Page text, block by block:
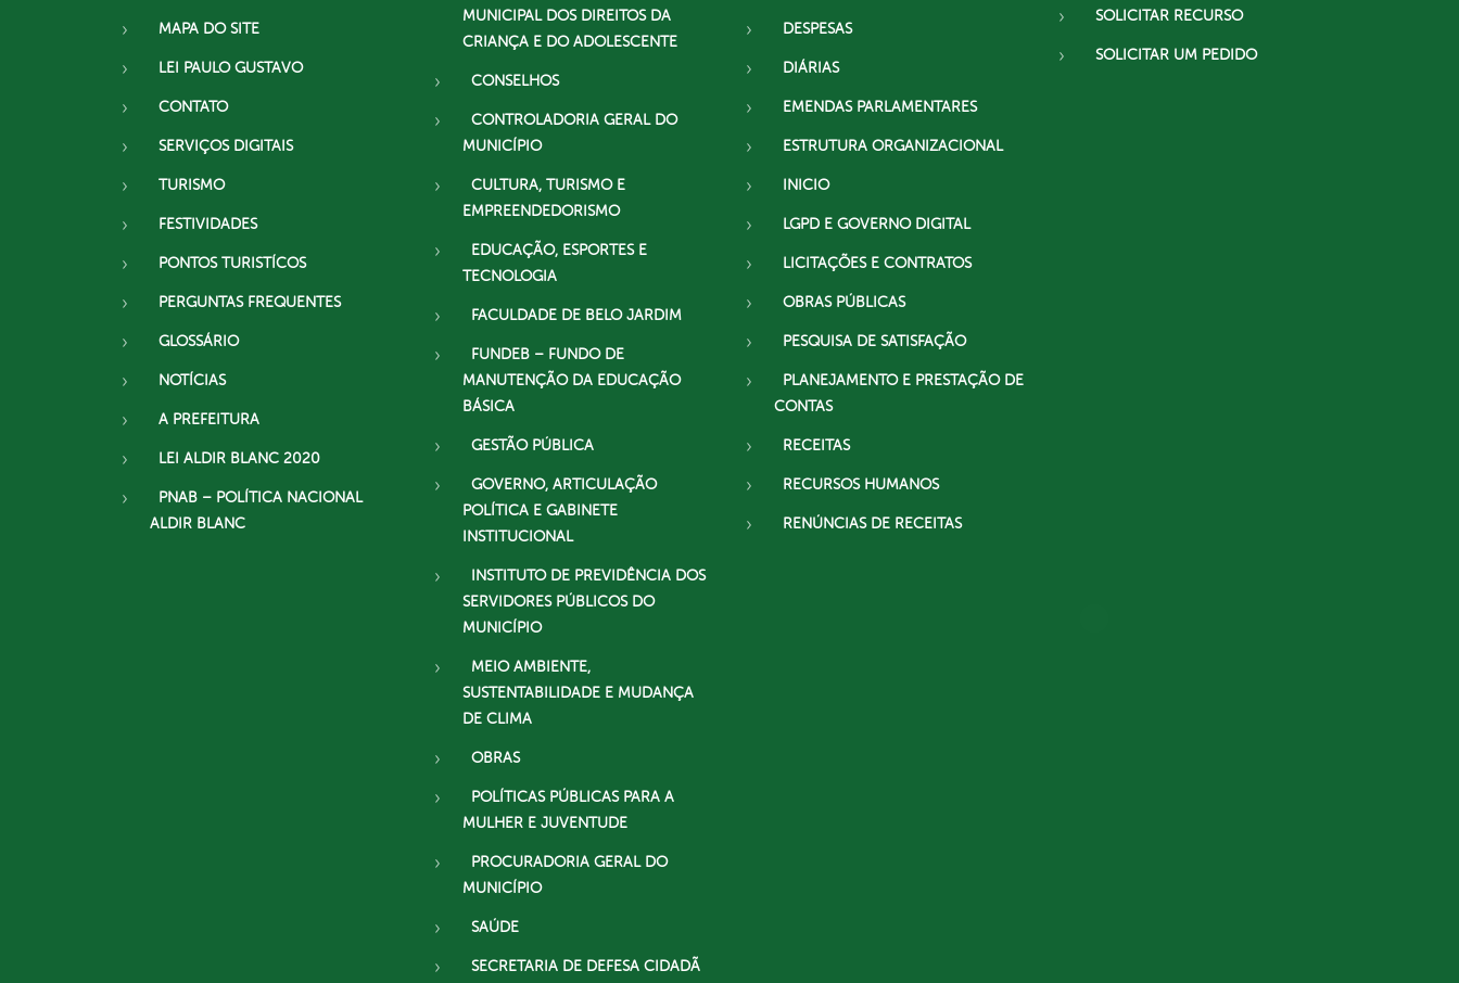
MAPA DO SITE
LEI PAULO GUSTAVO
CONTATO
SERVIÇOS DIGITAIS
TURISMO
FESTIVIDADES
PONTOS TURISTÍCOS
PERGUNTAS FREQUENTES
GLOSSÁRIO
NOTÍCIAS
A PREFEITURA
LEI ALDIR BLANC 2020
PNAB – POLÍTICA NACIONAL
ALDIR BLANC
MUNICIPAL DOS DIREITOS DA
CRIANÇA E DO ADOLESCENTE
CONSELHOS
CONTROLADORIA GERAL DO
MUNICÍPIO
CULTURA, TURISMO E
EMPREENDEDORISMO
EDUCAÇÃO, ESPORTES E
TECNOLOGIA
FACULDADE DE BELO JARDIM
FUNDEB – FUNDO DE
MANUTENÇÃO DA EDUCAÇÃO
BÁSICA
GESTÃO PÚBLICA
GOVERNO, ARTICULAÇÃO
POLÍTICA E GABINETE
INSTITUCIONAL
INSTITUTO DE PREVIDÊNCIA DOS
SERVIDORES PÚBLICOS DO
MUNICÍPIO
MEIO AMBIENTE,
SUSTENTABILIDADE E MUDANÇA
DE CLIMA
OBRAS
POLÍTICAS PÚBLICAS PARA A
MULHER E JUVENTUDE
PROCURADORIA GERAL DO
MUNICÍPIO
SAÚDE
SECRETARIA DE DEFESA CIDADÃ
DESPESAS
DIÁRIAS
EMENDAS PARLAMENTARES
ESTRUTURA ORGANIZACIONAL
INICIO
LGPD E GOVERNO DIGITAL
LICITAÇÕES E CONTRATOS
OBRAS PÚBLICAS
PESQUISA DE SATISFAÇÃO
PLANEJAMENTO E PRESTAÇÃO DE
CONTAS
RECEITAS
RECURSOS HUMANOS
RENÚNCIAS DE RECEITAS
SOLICITAR RECURSO
SOLICITAR UM PEDIDO